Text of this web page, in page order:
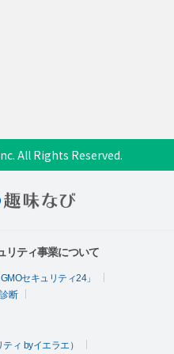
All Rights Reserved.